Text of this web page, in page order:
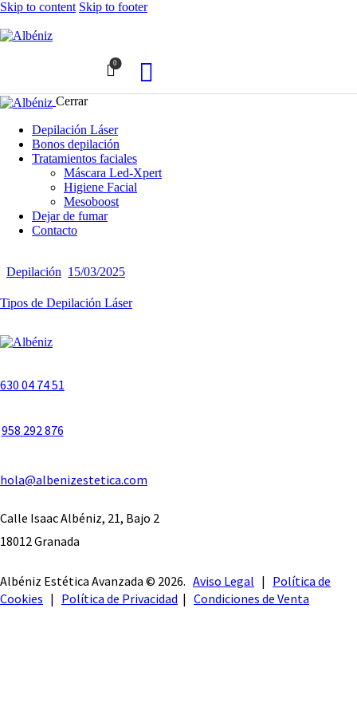
Skip to content Skip to footer
0
Cerrar
Depilación Láser
Bonos depilación
Tratamientos faciales
Máscara Led-Xpert
Higiene Facial
Mesoboost
Dejar de fumar
Contacto
Depilación 15/03/2025
Tipos de Depilación Láser
630 04 74 51
958 292 876
hola@albenizestetica.com
Calle Isaac Albéniz, 21, Bajo 2
18012 Granada
Albéniz Estética Avanzada © 2026. Aviso Legal | Política de
Cookies | Política de Privacidad | Condiciones de Venta